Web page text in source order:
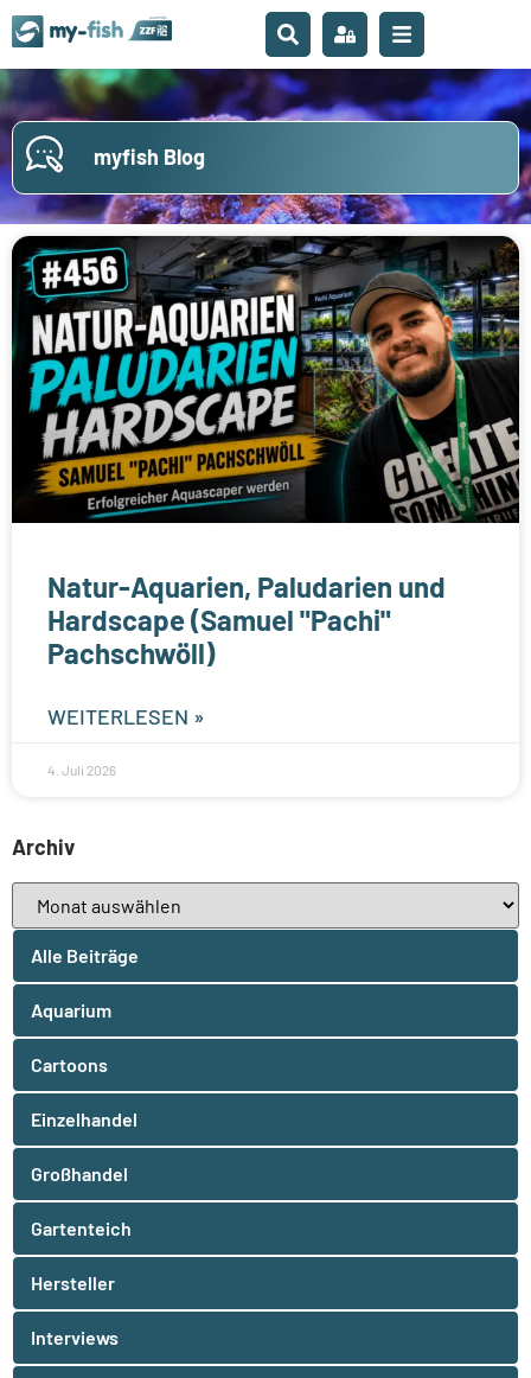
myfish Blog
Natur-Aquarien, Paludarien und
Hardscape (Samuel "Pachi"
Pachschwöll)
WEITERLESEN »
4. Juli 2026
Archiv
Alle Beiträge
Aquarium
Cartoons
Einzelhandel
Großhandel
Gartenteich
Hersteller
Interviews